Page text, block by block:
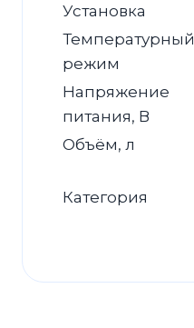
Установка
Температурный
режим
Напряжение
питания, В
Объём, л
Категория